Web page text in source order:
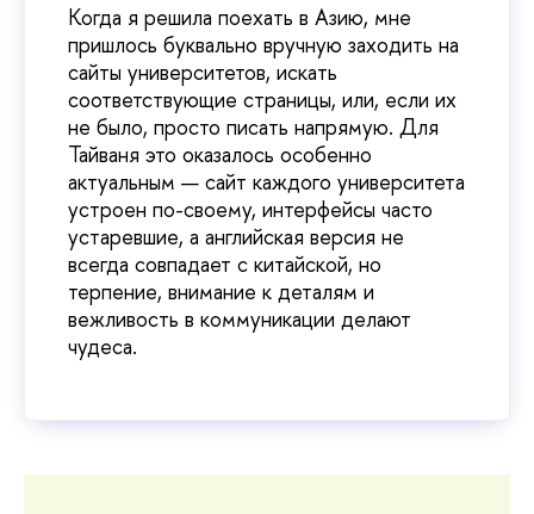
Когда я решила поехать в Азию, мне
пришлось буквально вручную заходить на
сайты университетов, искать
соответствующие страницы, или, если их
не было, просто писать напрямую. Для
Тайваня это оказалось особенно
актуальным — сайт каждого университета
устроен по-своему, интерфейсы часто
устаревшие, а английская версия не
всегда совпадает с китайской, но
терпение, внимание к деталям и
вежливость в коммуникации делают
чудеса.